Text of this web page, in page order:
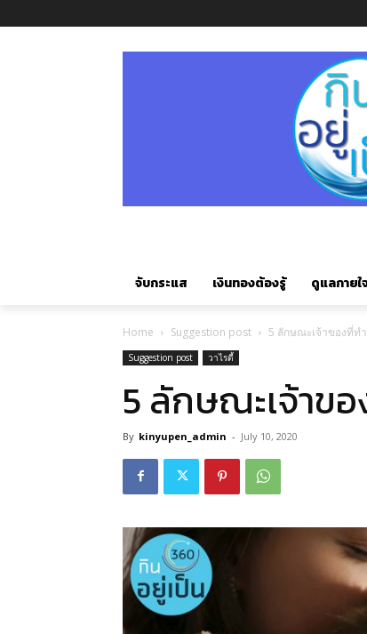
จับกระแส เงินทองต้องรู้ ดูแลกายใ
Home Suggestion post 5 ลักษณะเจ้าของที่ท
Suggestion post วาไรตี้
5 ลักษณะเจ้าข
By kinyupen_admin - July 10, 2020